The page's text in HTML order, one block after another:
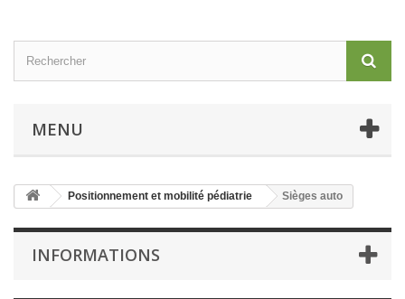
MENU
Positionnement et mobilité pédiatrie Sièges auto
INFORMATIONS